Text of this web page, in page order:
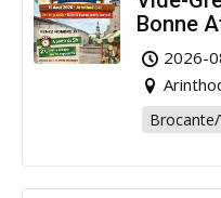
Bonne
Arinthod
2026-